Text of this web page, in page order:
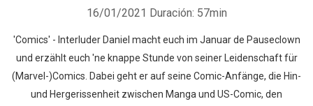
16/01/2021 Duración: 57min
'Comics' - Interluder Daniel macht euch im Januar de Pauseclown
und erzählt euch 'ne knappe Stunde von seiner Leidenschaft für
(Marvel-)Comics. Dabei geht er auf seine Comic-Anfänge, die Hin-
und Hergerissenheit zwischen Manga und US-Comic, den